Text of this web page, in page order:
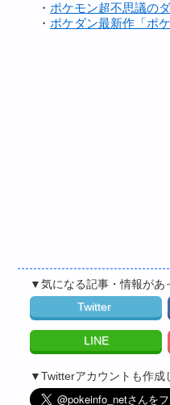
・ ポケモン超不思議の
・ ポケダン最新作「ポ
▼気になる記事・情報があ
Twitter
LINE
▼Twitterアカウントも作成